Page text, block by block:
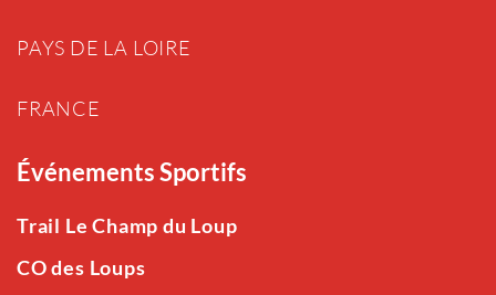
PAYS DE LA LOIRE
FRANCE
Événements Sportifs
Trail Le Champ du Loup
CO des Loups